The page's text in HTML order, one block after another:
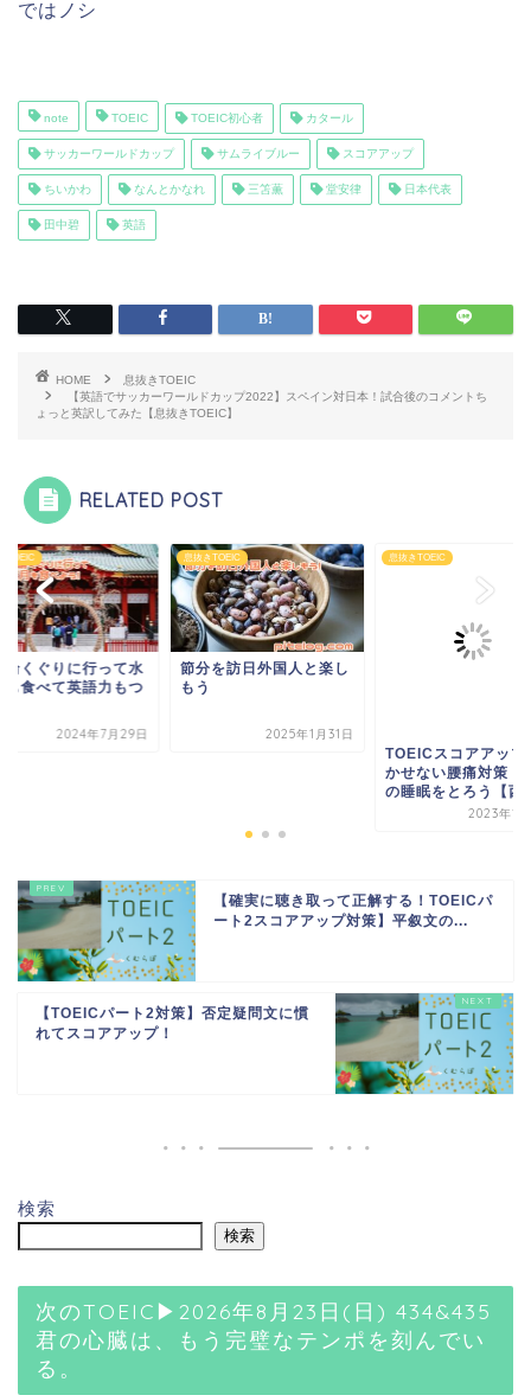
ではノシ
note TOEIC TOEIC初心者 カタール
サッカーワールドカップ サムライブルー スコアアップ
ちいかわ なんとかなれ 三笘薫 堂安律 日本代表
田中碧 英語
HOME
息抜きTOEIC
【英語でサッカーワールドカップ2022】スペイン対日本！試合後のコメントち
ょっと英訳してみた【息抜きTOEIC】
RELATED POST
TOEIC
輪くぐりに行って水
も食べて英語力もつ
2024年7月29日
息抜きTOEIC
節分を訪日外国人と楽し
もう
2025年1月31日
息抜きTOEIC
TOEICスコアアップ
かせない腰痛対策！
の睡眠をとろう【西
2023年1
【確実に聴き取って正解する！TOEICパ
ート2スコアアップ対策】平叙文の...
【TOEICパート2対策】否定疑問文に慣
れてスコアアップ！
検索
検索
次のTOEIC▶2026年8月23日(日) 434&435
君の心臓は、もう完璧なテンポを刻んでい
る。